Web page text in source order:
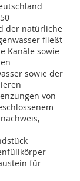
der natürliche
fließt
Kanäle sowie
sowie der
von
für